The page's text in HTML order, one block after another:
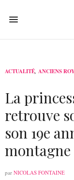
ACTUALITÉ, ANCIENS
La
retrouve
son 19e
montagne
par NICOLAS FONTAINE